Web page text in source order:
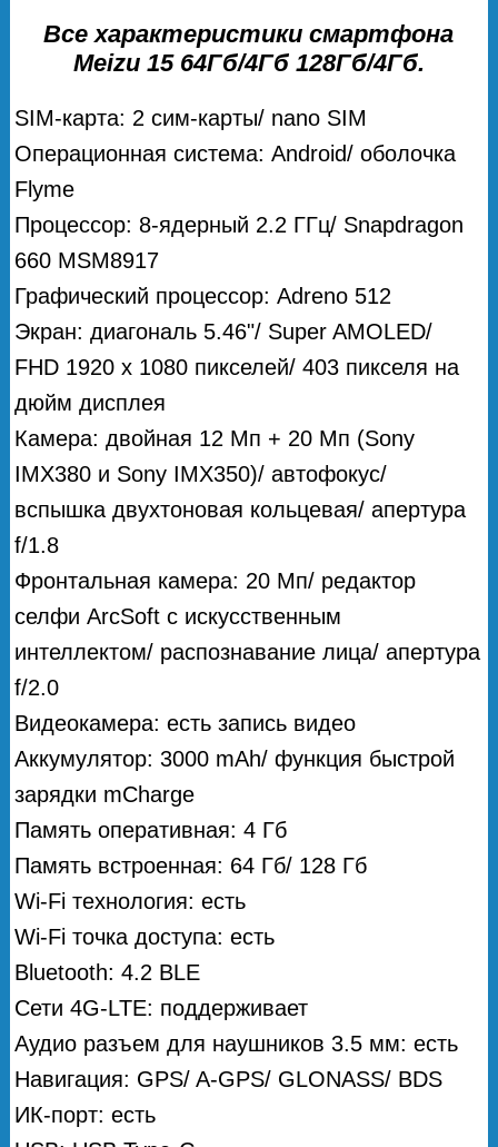
Все характеристики смартфона
Meizu 15 64Гб/4Гб 128Гб/4Гб.
SIM-карта: 2 сим-карты/ nano SIM
Операционная система: Android/ оболочка
Flyme
Процессор: 8-ядерный 2.2 ГГц/ Snapdragon
660 MSM8917
Графический процессор: Adreno 512
Экран: диагональ 5.46"/ Super AMOLED/
FHD 1920 x 1080 пикселей/ 403 пикселя на
дюйм дисплея
Камера: двойная 12 Мп + 20 Мп (Sony
IMX380 и Sony IMX350)/ автофокус/
вспышка двухтоновая кольцевая/ апертура
f/1.8
Фронтальная камера: 20 Мп/ редактор
селфи ArcSoft с искусственным
интеллектом/ распознавание лица/ апертура
f/2.0
Видеокамера: есть запись видео
Аккумулятор: 3000 mAh/ функция быстрой
зарядки mCharge
Память оперативная: 4 Гб
Память встроенная: 64 Гб/ 128 Гб
Wi-Fi технология: есть
Wi-Fi точка доступа: есть
Bluetooth: 4.2 BLE
Сети 4G-LTE: поддерживает
Аудио разъем для наушников 3.5 мм: есть
Навигация: GPS/ A-GPS/ GLONASS/ BDS
ИК-порт: есть